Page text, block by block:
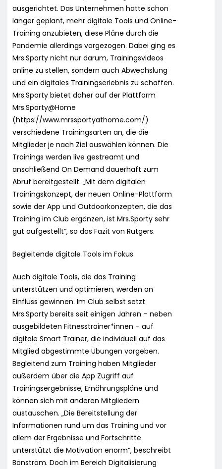
ausgerichtet. Das Unternehmen hatte schon
länger geplant, mehr digitale Tools und Online-
Training anzubieten, diese Pläne durch die
Pandemie allerdings vorgezogen. Dabei ging es
Mrs.Sporty nicht nur darum, Trainingsvideos
online zu stellen, sondern auch Abwechslung
und ein digitales Trainingserlebnis zu schaffen.
Mrs.Sporty bietet daher auf der Plattform
Mrs.Sporty@Home
(https://www.mrssportyathome.com/)
verschiedene Trainingsarten an, die die
Mitglieder je nach Ziel auswählen können. Die
Trainings werden live gestreamt und
anschließend On Demand dauerhaft zum
Abruf bereitgestellt. „Mit dem digitalen
Trainingskonzept, der neuen Online-Plattform
sowie der App und Outdoorkonzepten, die das
Training im Club ergänzen, ist Mrs.Sporty sehr
gut aufgestellt“, so das Fazit von Rutgers.
Begleitende digitale Tools im Fokus
Auch digitale Tools, die das Training
unterstützen und optimieren, werden an
Einfluss gewinnen. Im Club selbst setzt
Mrs.Sporty bereits seit einigen Jahren – neben
ausgebildeten Fitnesstrainer*innen – auf
digitale Smart Trainer, die individuell auf das
Mitglied abgestimmte Übungen vorgeben.
Begleitend zum Training haben Mitglieder
außerdem über die App Zugriff auf
Trainingsergebnisse, Ernährungspläne und
können sich mit anderen Mitgliedern
austauschen. „Die Bereitstellung der
Informationen rund um das Training und vor
allem der Ergebnisse und Fortschritte
unterstützt die Motivation enorm“, beschreibt
Bönström. Doch im Bereich Digitalisierung